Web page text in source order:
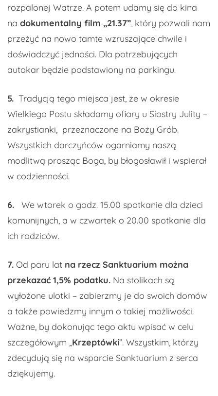
rozpalonej Watrze. A potem udamy się do kina
na dokumentalny film „21.37”, który pozwali nam
przeżyć na nowo tamte wzruszające chwile i
doświadczyć jedności. Dla potrzebujących
autokar będzie podstawiony na parkingu.
5. Tradycją tego miejsca jest, że w okresie
Wielkiego Postu składamy ofiary u Siostry Julity –
zakrystianki, przeznaczone na Boży Grób.
Wszystkich darczyńców ogarniamy naszą
modlitwą prosząc Boga, by błogosławił i wspierał
w codzienności.
6. We wtorek o godz. 15.00 spotkanie dla dzieci
komunijnych, a w czwartek o 20.00 spotkanie dla
ich rodziców.
7. Od paru lat na rzecz Sanktuarium można
przekazać 1,5% podatku. Na stolikach są
wyłożone ulotki – zabierzmy je do swoich domów
a także powiedzmy innym o takiej możliwości.
Ważne, by dokonując tego aktu wpisać w celu
szczegółowym „Krzeptówki”. Wszystkim, którzy
zdecydują się na wsparcie Sanktuarium z serca
dziękujemy.